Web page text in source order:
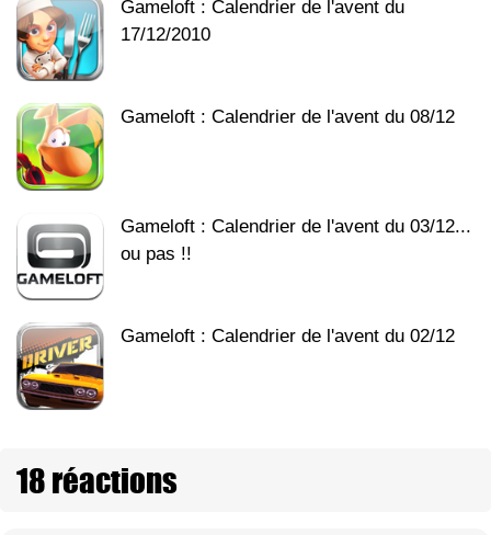
Gameloft : Calendrier de l'avent du
17/12/2010
Gameloft : Calendrier de l'avent du 08/12
Gameloft : Calendrier de l'avent du 03/12...
ou pas !!
Gameloft : Calendrier de l'avent du 02/12
18 réactions